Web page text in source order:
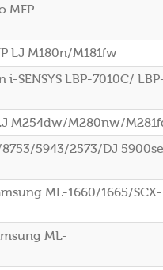
MFP
LJ M180n/M181fw
SENSYS LBP-7010C/
M254dw/M280nw/
5943/2573/DJ
ML-1660/1665/SCX-
ML-